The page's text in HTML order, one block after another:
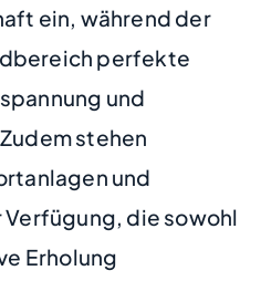
ein, während der
perfekte
und
stehen
und
die sowohl
Erholung